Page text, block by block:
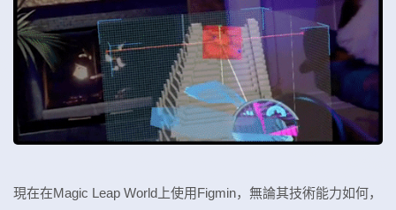
現在在Magic Leap World上使用Figmin，無論其技術能力如何，